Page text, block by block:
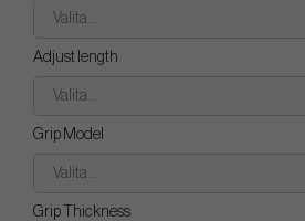
Valita...
Adjust length
Valita...
Grip Model
Valita...
Grip Thickness